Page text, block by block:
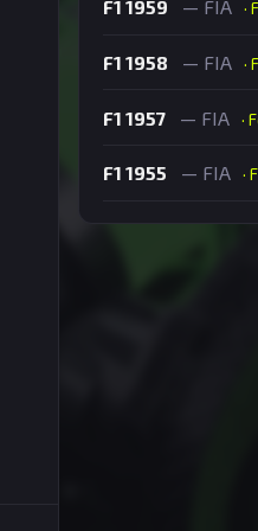
F1 1959 — FIA ·
F1 1958 — FIA ·
F1 1957 — FIA ·
F1 1955 — FIA ·